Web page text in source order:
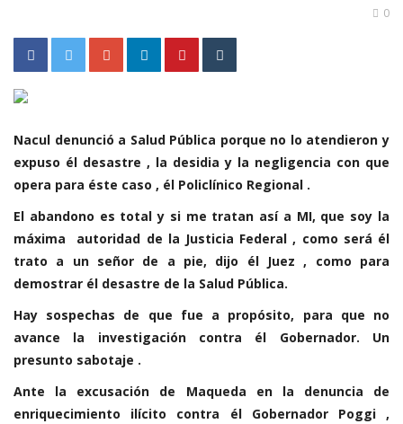
0
Nacul denunció a Salud Pública porque no lo atendieron y
expuso él desastre , la desidia y la negligencia con que
opera para éste caso , él Policlínico Regional .
El abandono es total y si me tratan así a MI, que soy la
máxima autoridad de la Justicia Federal , como será él
trato a un señor de a pie, dijo él Juez , como para
demostrar él desastre de la Salud Pública.
Hay sospechas de que fue a propósito, para que no
avance la investigación contra él Gobernador. Un
presunto sabotaje .
Ante la excusación de Maqueda en la denuncia de
enriquecimiento ilícito contra él Gobernador Poggi ,